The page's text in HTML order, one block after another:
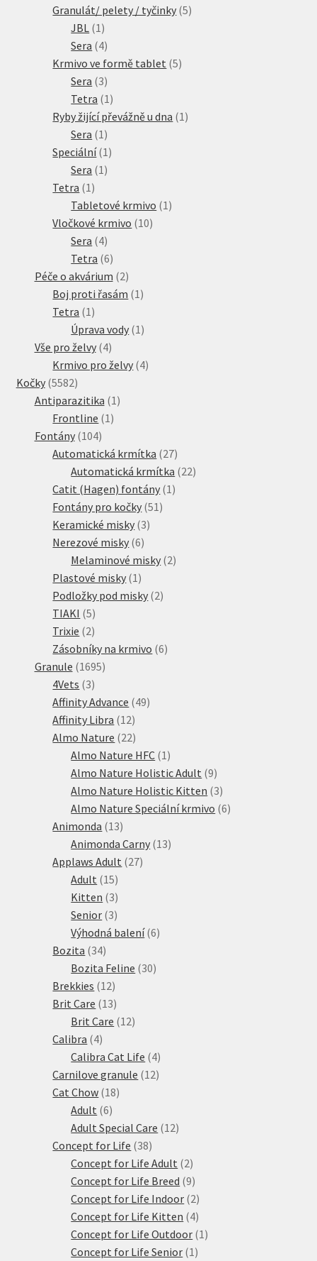
produktů
Granulát/ pelety / tyčinky 55
JBL 1 1
produkt
Sera 44
produkty
Krmivo ve formě tablet 55
Sera 33
produkty
Tetra 1 1
produkt
Ryby žijící převážně u dna 1 1
Sera 1 1
produkt
Speciální 1 1
Sera 1 1
Tetra 1 1
produkt
Tabletové krmivo 1 1
Vločkové krmivo 1010
Sera 44
produkty
Tetra 66
produktů
Péče o akvárium 22
produkty
Boj proti řasám 1 1
Tetra 1 1
produkt
Úprava vody 1 1
Vše pro želvy 44
produkty
Krmivo pro želvy 44
Kočky 55825582
produktů
Antiparazitika 1 1
Frontline 1 1
Fontány 104104
produktů
Automatická krmítka 2727
produktů
Automatická krmítka 2222
Catit (Hagen) fontány 1 1
Fontány pro kočky 51 51
Keramické misky 33
Nerezové misky 66
produktů
Melaminové misky 22
Plastové misky 1 1
produkt
Podložky pod misky 22
TIAKI 55
produktů
Trixie 22
produkty
Zásobníky na krmivo 66
Granule 16951695
4Vets 33
produkty
Affinity Advance 4949
Affinity Libra 1212
produktů
Almo Nature 2222
produktů
Almo Nature HFC 1 1
produkt
Almo Nature Holistic Adult 99
produktů
Almo Nature Holistic Kitten 33
produkty
Almo Nature Speciální krmivo 66
Animonda 1313
produktů
Animonda Carny 1313
Applaws Adult 2727
Adult 1515
produktů
Kitten 33
produkty
Senior 33
produkty
Výhodná balení 66
Bozita 3434
produktů
Bozita Feline 3030
Brekkies 1212
produktů
Brit Care 1313
produktů
Brit Care 1212
Calibra 44
produkty
Calibra Cat Life 44
produkty
Carnilove granule 1212
Cat Chow 1818
Adult 66
produktů
Adult Special Care 1212
Concept for Life 3838
produktů
Concept for Life Adult 22
produkty
Concept for Life Breed 99
produktů
Concept for Life Indoor 22
produkty
Concept for Life Kitten 44
produkty
Concept for Life Outdoor 1 1
Concept for Life Senior 1 1